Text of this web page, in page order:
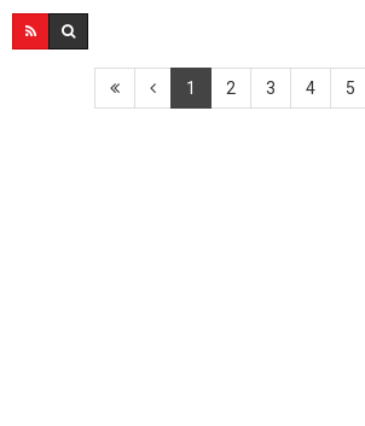
1 2 3 4 5